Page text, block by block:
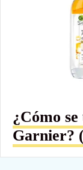
¿Cómo
Garnier?